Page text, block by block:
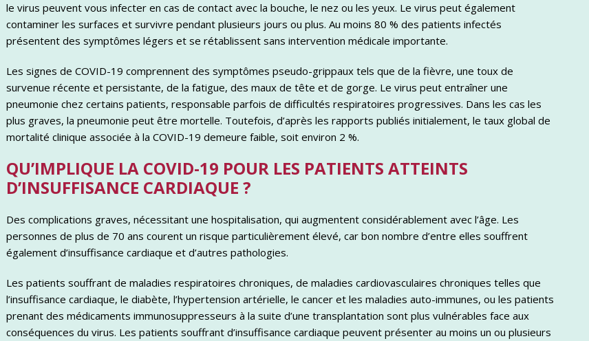
le virus peuvent vous infecter en cas de contact avec la bouche, le nez ou les yeux. Le virus peut également
contaminer les surfaces et survivre pendant plusieurs jours ou plus. Au moins 80 % des patients infectés
présentent des symptômes légers et se rétablissent sans intervention médicale importante.
Les signes de COVID-19 comprennent des symptômes pseudo-grippaux tels que de la fièvre, une toux de
survenue récente et persistante, de la fatigue, des maux de tête et de gorge. Le virus peut entraîner une
pneumonie chez certains patients, responsable parfois de difficultés respiratoires progressives. Dans les cas les
plus graves, la pneumonie peut être mortelle. Toutefois, d’après les rapports publiés initialement, le taux global de
mortalité clinique associée à la COVID-19 demeure faible, soit environ 2 %.
QU’IMPLIQUE LA COVID-19 POUR LES PATIENTS ATTEINTS
D’INSUFFISANCE CARDIAQUE ?
Des complications graves, nécessitant une hospitalisation, qui augmentent considérablement avec l’âge. Les
personnes de plus de 70 ans courent un risque particulièrement élevé, car bon nombre d’entre elles souffrent
également d’insuffisance cardiaque et d’autres pathologies.
Les patients souffrant de maladies respiratoires chroniques, de maladies cardiovasculaires chroniques telles que
l’insuffisance cardiaque, le diabète, l’hypertension artérielle, le cancer et les maladies auto-immunes, ou les patients
prenant des médicaments immunosuppresseurs à la suite d’une transplantation sont plus vulnérables face aux
conséquences du virus. Les patients souffrant d’insuffisance cardiaque peuvent présenter au moins un ou plusieurs